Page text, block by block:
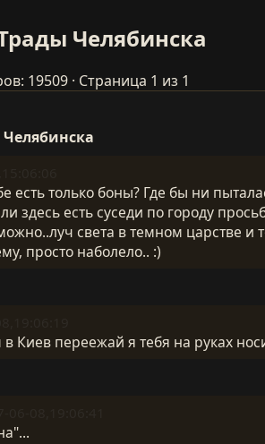
Челябинска
19509 · Страница 1 из 1
есть только боны? Где бы ни
здесь есть суседи по городу
света в темном царстве и
просто наболело.. :)
Киев переежай я тебя на руках